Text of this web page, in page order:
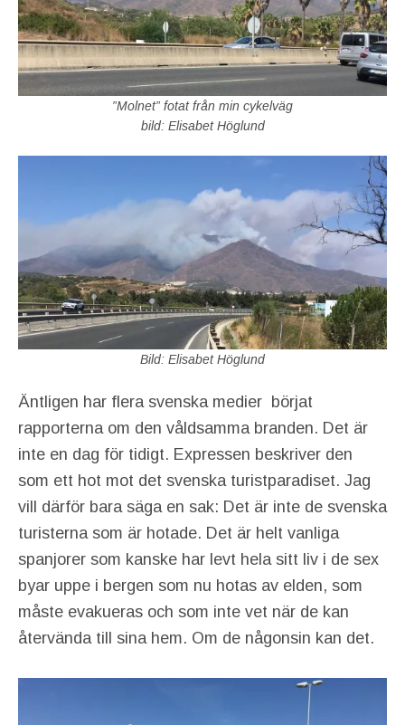
”Molnet” fotat från min cykelväg
bild: Elisabet Höglund
Bild: Elisabet Höglund
Äntligen har flera svenska medier börjat
rapporterna om den våldsamma branden. Det är
inte en dag för tidigt. Expressen beskriver den
som ett hot mot det svenska turistparadiset. Jag
vill därför bara säga en sak: Det är inte de svenska
turisterna som är hotade. Det är helt vanliga
spanjorer som kanske har levt hela sitt liv i de sex
byar uppe i bergen som nu hotas av elden, som
måste evakueras och som inte vet när de kan
återvända till sina hem. Om de någonsin kan det.